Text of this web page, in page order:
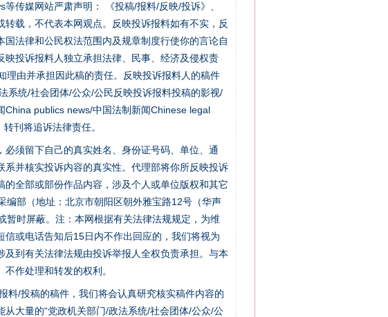
传媒网站严肃声明： 《投稿/报料/反映/投诉》、
载，不代表本网观点。反映投诉报料如有不实，反
法律和公民权法范围内及规章制度行使你的言论自
投诉报料人独立承担法律、民事、经济及侵权责
由并承担因此稿的责任。反映投诉报料人的稿件
系统/社会团体/公众/公民反映投诉报料投稿的影视/
publics news/中国法制新闻Chinese legal
刊将追诉法律责任。
须留下自己的真实姓名、身份证号码、单位、通
并核实投诉内容的真实性。代理部将你所反映投诉
全部或部份作品内容，涉及个人或单位版权和其它
编部（地址：北京市朝阳区朝外雅宝路12号（华声
暂时屏蔽。注：本网根据有关法律法规规定，为维
或电话告知后15日内不作出回应的，我们将视为
到有关法律法规由投诉举报人全权负责承担。与本
作处理和转发的权利。
料/投稿的稿件，我们将会认真研究核实稿件内容的
大量的“党政机关部门/政法系统/社会团体/公众/公